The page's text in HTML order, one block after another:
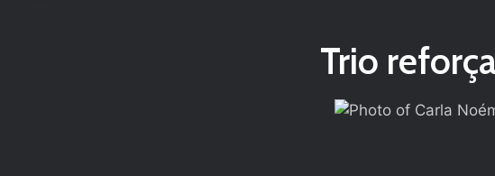
Trio